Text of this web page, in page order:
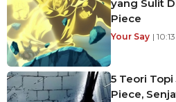
yang Sulit
Piece
Your Say |
5 Teori Topi
Piece,